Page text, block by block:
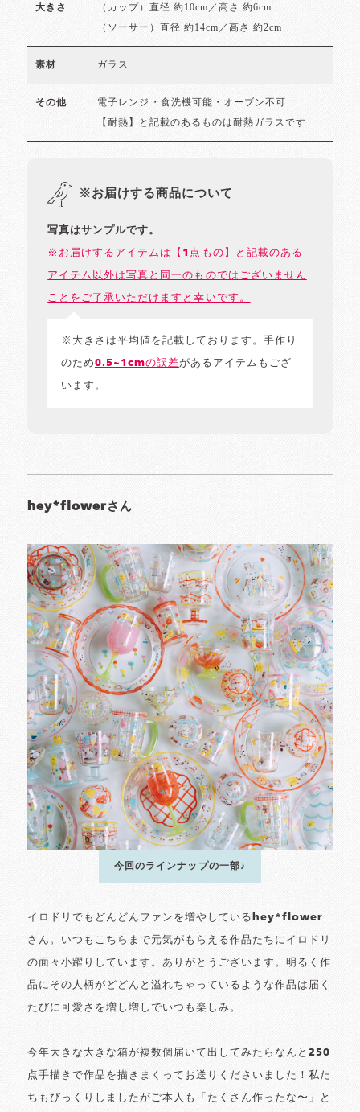
大きさ （カップ）直径 約10cm／高さ 約6cm
（ソーサー）直径 約14cm／高さ 約2cm
素材 ガラス
その他 電子レンジ・食洗機可能・オーブン不可
【耐熱】と記載のあるものは耐熱ガラスです
※お届けする商品について
写真はサンプルです。
※お届けするアイテムは【1点もの】と記載のある
アイテム以外は写真と同一のものではございません
ことをご了承いただけますと幸いです。
※大きさは平均値を記載しております。手作り
のため0.5~1cmの誤差があるアイテムもござ
います。
hey*flowerさん
今回のラインナップの一部♪
イロドリでもどんどんファンを増やしているhey*flower
さん。いつもこちらまで元気がもらえる作品たちにイロドリ
の面々小躍りしています。ありがとうございます。明るく作
品にその人柄がどどんと溢れちゃっているような作品は届く
たびに可愛さを増し増しでいつも楽しみ。
今年大きな大きな箱が複数個届いて出してみたらなんと250
点手描きで作品を描きまくってお送りくださいました！私た
ちもびっくりしましたがご本人も「たくさん作ったな〜」と